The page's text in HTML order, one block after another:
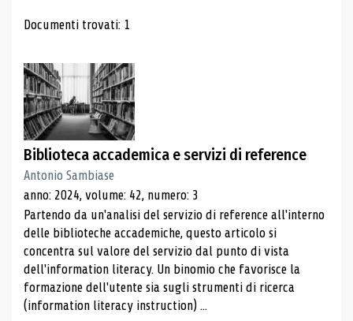
Risultati di ricerca
Documenti trovati: 1
Biblioteca accademica e servizi di reference
Antonio Sambiase
anno: 2024, volume: 42, numero: 3
Partendo da un'analisi del servizio di reference all'interno
delle biblioteche accademiche, questo articolo si
concentra sul valore del servizio dal punto di vista
dell'information literacy. Un binomio che favorisce la
formazione dell'utente sia sugli strumenti di ricerca
(information literacy instruction) ...